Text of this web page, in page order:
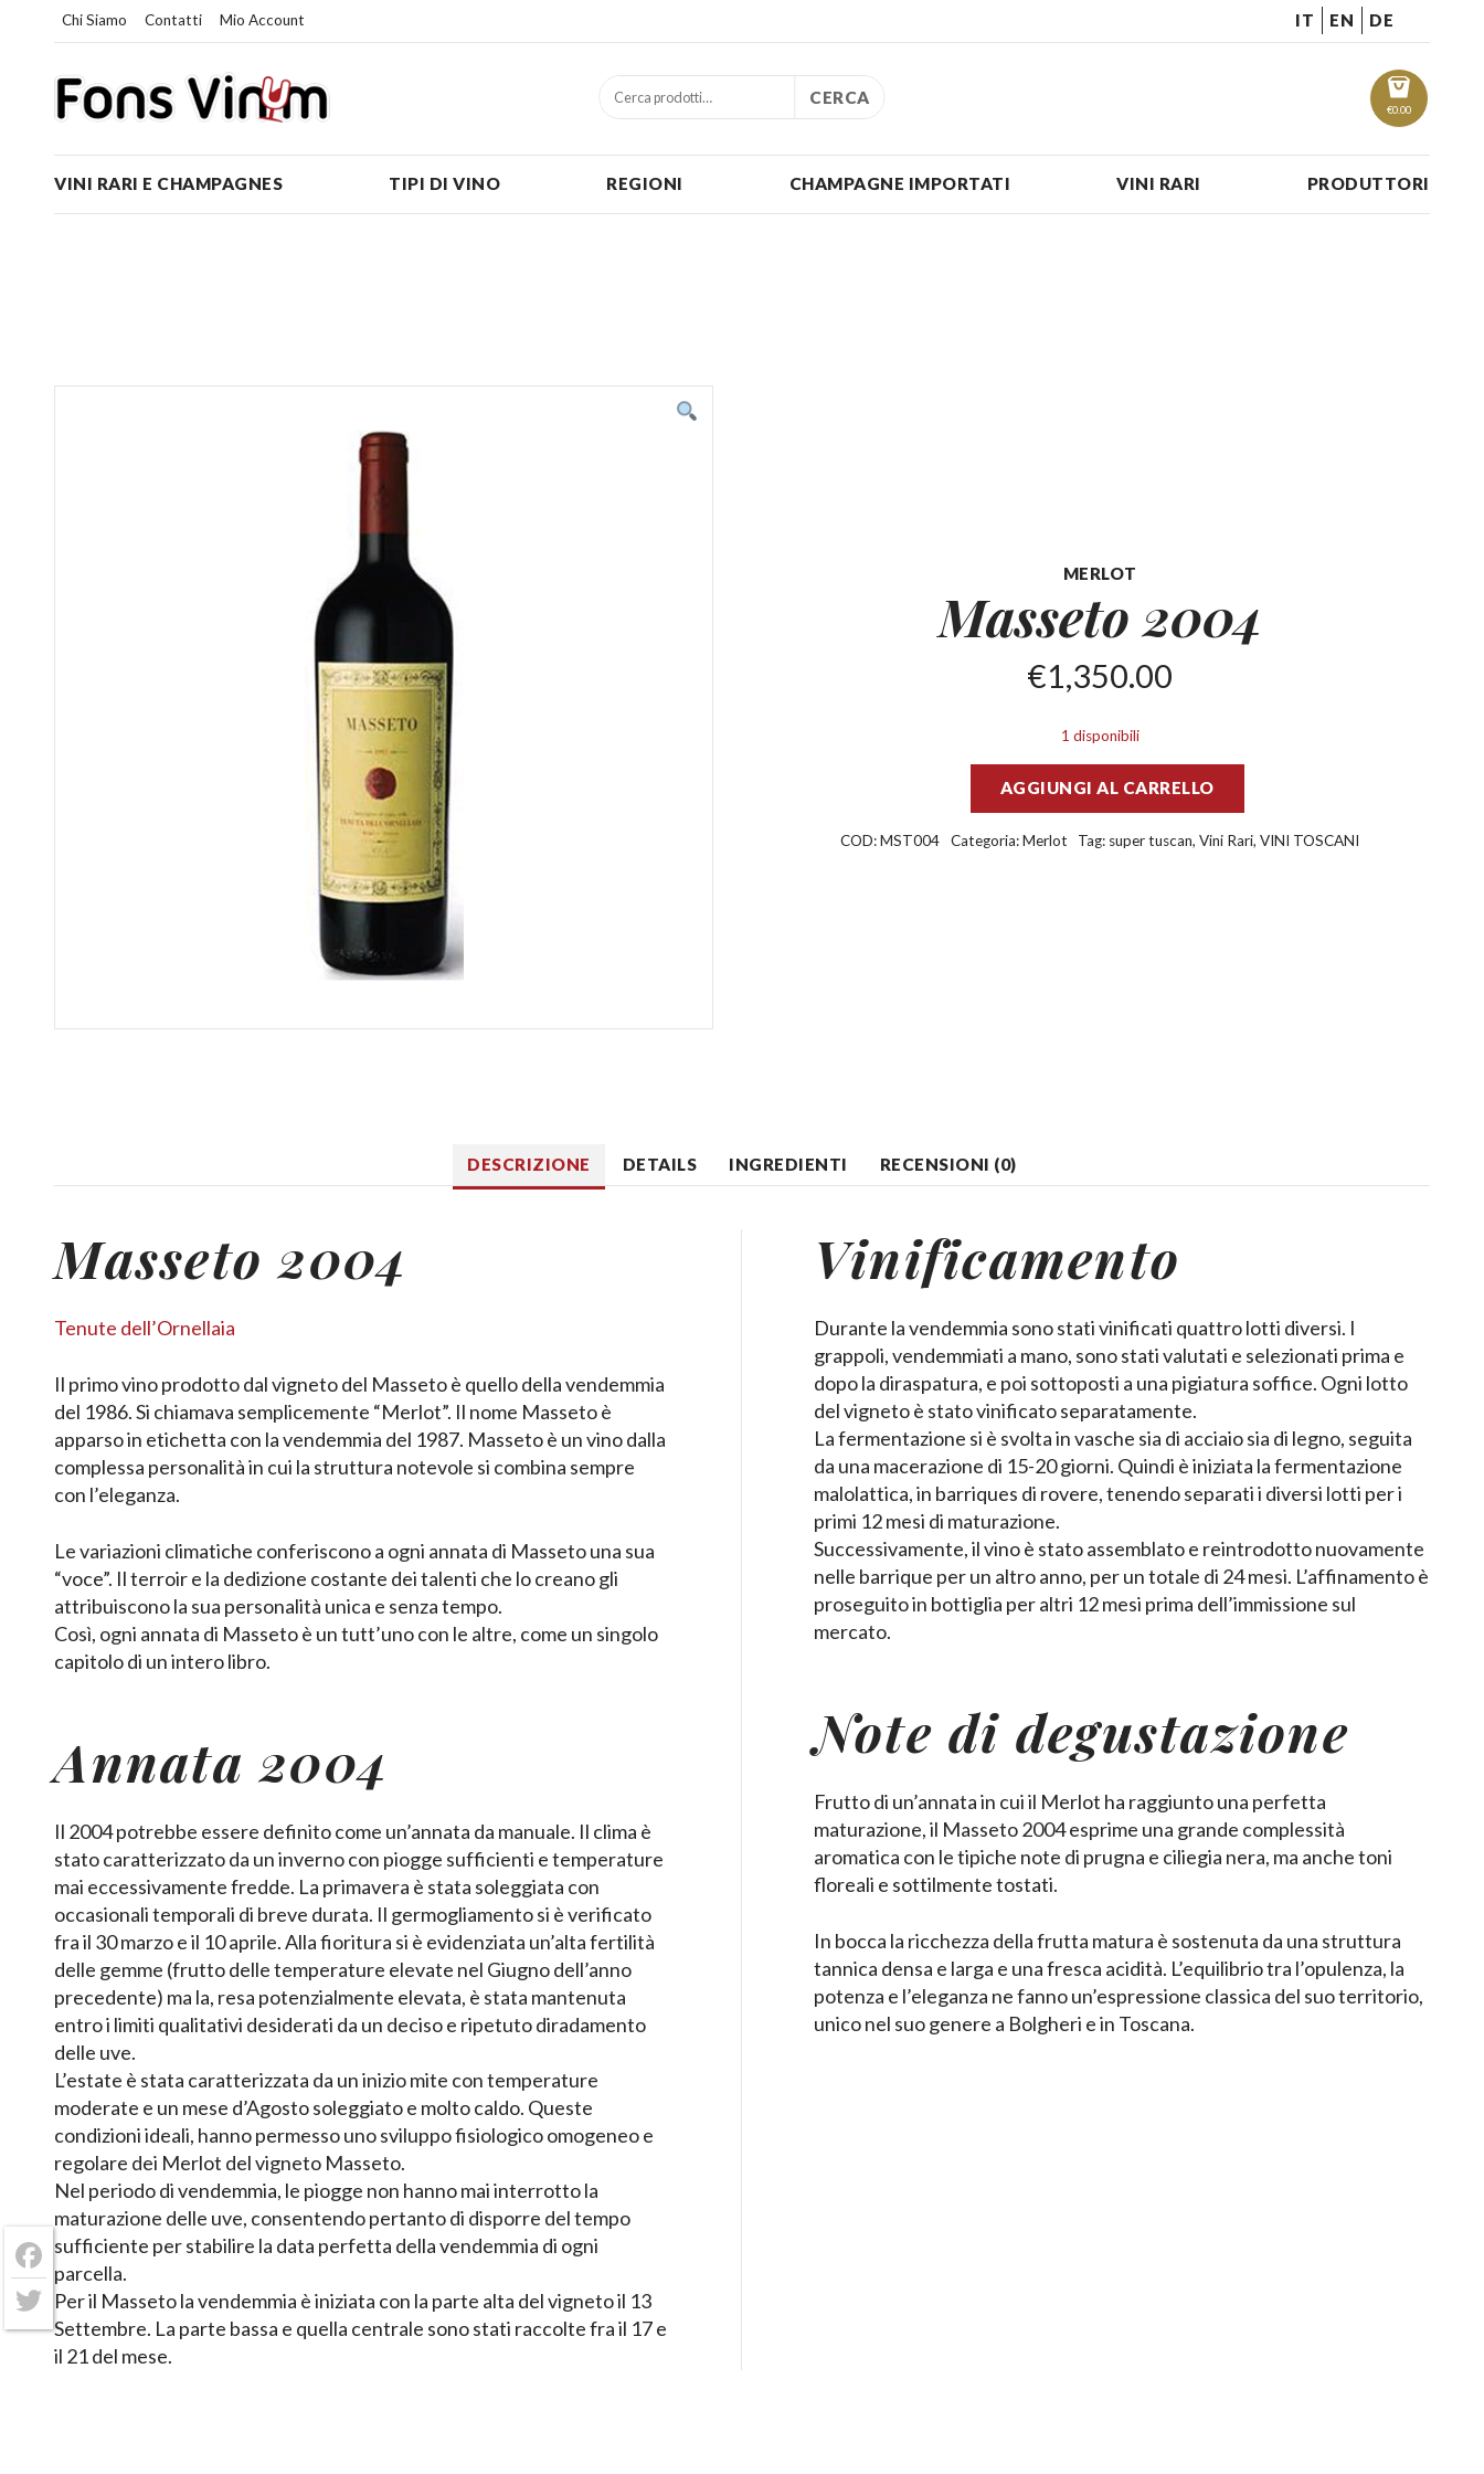
Chi Siamo Contatti Mio Account IT EN DE
€0.00
CERCA
VINI RARI E CHAMPAGNES TIPI DI VINO REGIONI CHAMPAGNE IMPORTATI VINI RARI PRODUTTORI
MERLOT
Masseto2004
€1,350.00
1 disponibili
AGGIUNGI AL CARRELLO
COD:MST004 Categoria:Merlot Tag: super tuscan,Vini Rari,VINI TOSCANI
DESCRIZIONE DETAILS INGREDIENTI RECENSIONI (0)
Masseto 2004
Tenute dell’Ornellaia
Il primo vino prodotto dal vigneto del Masseto è quello della vendemmia
del 1986. Si chiamava semplicemente “Merlot”. Il nome Masseto è
apparso in etichetta con la vendemmia del 1987. Masseto è un vino dalla
complessa personalità in cui la struttura notevole si combina sempre
con l’eleganza.
Le variazioni climatiche conferiscono a ogni annata di Masseto una sua
“voce”. Il terroir e la dedizione costante dei talenti che lo creano gli
attribuiscono la sua personalità unica e senza tempo.
Così, ogni annata di Masseto è un tutt’uno con le altre, come un singolo
capitolo di un intero libro.
Annata 2004
Il 2004 potrebbe essere definito come un’annata da manuale. Il clima è
stato caratterizzato da un inverno con piogge sufficienti e temperature
mai eccessivamente fredde. La primavera è stata soleggiata con
occasionali temporali di breve durata. Il germogliamento si è verificato
fra il 30 marzo e il 10 aprile. Alla fioritura si è evidenziata un’alta fertilità
delle gemme (frutto delle temperature elevate nel Giugno dell’anno
precedente) ma la, resa potenzialmente elevata, è stata mantenuta
entro i limiti qualitativi desiderati da un deciso e ripetuto diradamento
delle uve.
L’estate è stata caratterizzata da un inizio mite con temperature
moderate e un mese d’Agosto soleggiato e molto caldo. Queste
condizioni ideali, hanno permesso uno sviluppo fisiologico omogeneo e
regolare dei Merlot del vigneto Masseto.
Nel periodo di vendemmia, le piogge non hanno mai interrotto la
maturazione delle uve, consentendo pertanto di disporre del tempo
sufficiente per stabilire la data perfetta della vendemmia di ogni
parcella.
Per il Masseto la vendemmia è iniziata con la parte alta del vigneto il 13
Settembre. La parte bassa e quella centrale sono stati raccolte fra il 17 e
il 21 del mese.
Vinificamento
Durante la vendemmia sono stati vinificati quattro lotti diversi. I
grappoli, vendemmiati a mano, sono stati valutati e selezionati prima e
dopo la diraspatura, e poi sottoposti a una pigiatura soffice. Ogni lotto
del vigneto è stato vinificato separatamente.
La fermentazione si è svolta in vasche sia di acciaio sia di legno, seguita
da una macerazione di 15-20 giorni. Quindi è iniziata la fermentazione
malolattica, in barriques di rovere, tenendo separati i diversi lotti per i
primi 12 mesi di maturazione.
Successivamente, il vino è stato assemblato e reintrodotto nuovamente
nelle barrique per un altro anno, per un totale di 24 mesi. L’affinamento è
proseguito in bottiglia per altri 12 mesi prima dell’immissione sul
mercato.
Note di degustazione
Frutto di un’annata in cui il Merlot ha raggiunto una perfetta
maturazione, il Masseto 2004 esprime una grande complessità
aromatica con le tipiche note di prugna e ciliegia nera, ma anche toni
floreali e sottilmente tostati.
In bocca la ricchezza della frutta matura è sostenuta da una struttura
tannica densa e larga e una fresca acidità. L’equilibrio tra l’opulenza, la
potenza e l’eleganza ne fanno un’espressione classica del suo territorio,
unico nel suo genere a Bolgheri e in Toscana.
Facebook
Twitter